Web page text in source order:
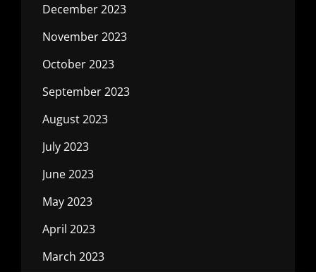
December 2023
November 2023
October 2023
September 2023
August 2023
July 2023
June 2023
May 2023
April 2023
March 2023